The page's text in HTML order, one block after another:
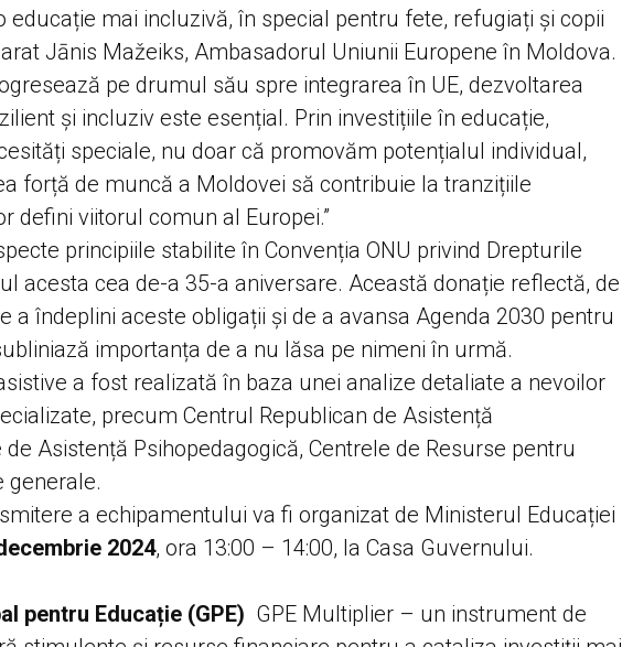
educație mai incluzivă, în special pentru fete, refugiați și copii
Jānis Mažeiks, Ambasadorul Uniunii Europene în Moldova.
pe drumul său spre integrarea în UE, dezvoltarea
și incluziv este esențial. Prin investițiile în educație,
speciale, nu doar că promovăm potențialul individual,
forță de muncă a Moldovei să contribuie la tranzițiile
defini viitorul comun al Europei.”
principiile stabilite în Convenția ONU privind Drepturile
acesta cea de-a 35-a aniversare. Această donație reflectă, de
a îndeplini aceste obligații și de a avansa Agenda 2030 pentru
importanța de a nu lăsa pe nimeni în urmă.
a fost realizată în baza unei analize detaliate a nevoilor
precum Centrul Republican de Asistență
Asistență Psihopedagogică, Centrele de Resurse pentru
generale.
a echipamentului va fi organizat de Ministerul Educației
2024, ora 13:00 – 14:00, la Casa Guvernului.
pentru Educație (GPE) GPE Multiplier – un instrument de